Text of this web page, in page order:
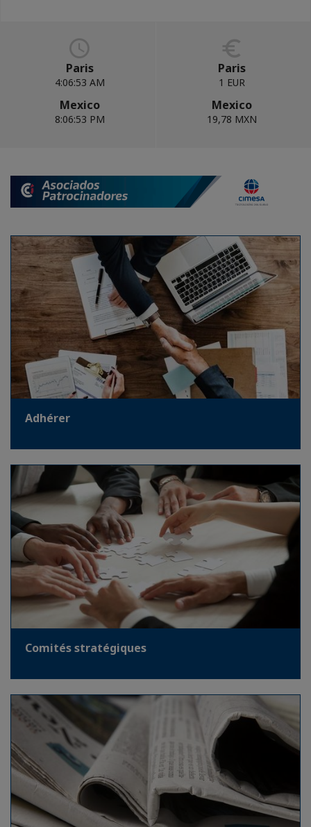
Paris
4:06:53 AM
Mexico
8:06:53 PM
Paris
1 EUR
Mexico
19,78 MXN
Adhérer
Comités stratégiques